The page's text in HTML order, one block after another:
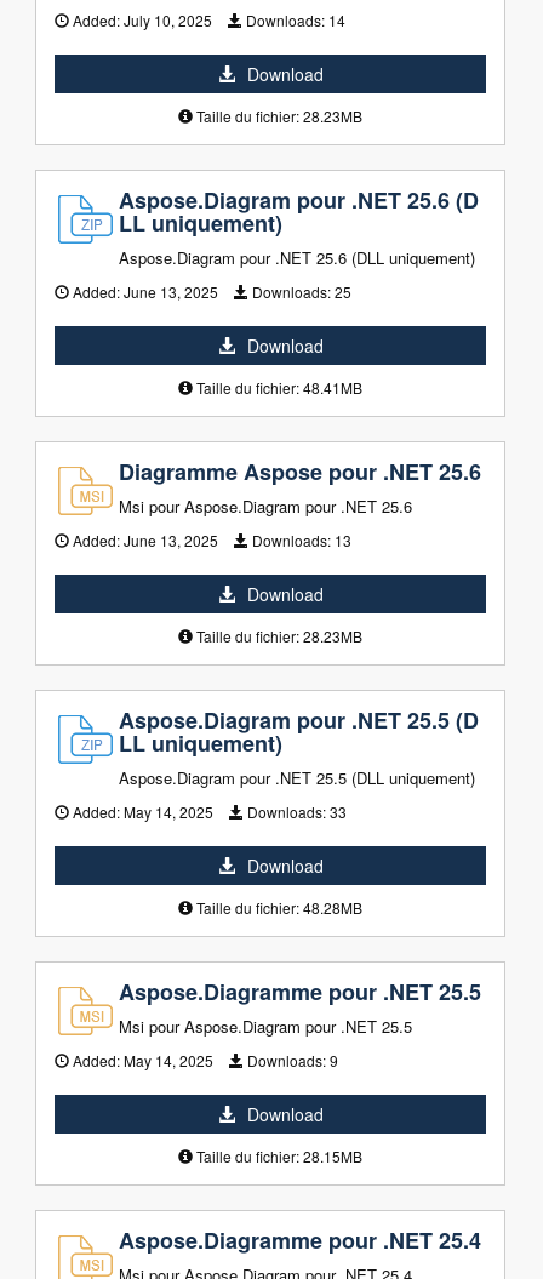
Added:July 10, 2025 Downloads: 14
Download
Taille du fichier: 28.23MB
Aspose.Diagram pour .NET 25.6 (D
LL uniquement)
Aspose.Diagram pour .NET 25.6 (DLL uniquement)
Added:June 13, 2025 Downloads:25
Download
Taille du fichier: 48.41MB
Diagramme Aspose pour .NET 25.6
Msi pour Aspose.Diagram pour .NET 25.6
Added:June 13, 2025 Downloads: 13
Download
Taille du fichier: 28.23MB
Aspose.Diagram pour .NET 25.5 (D
LL uniquement)
Aspose.Diagram pour .NET 25.5 (DLL uniquement)
Added:May 14, 2025 Downloads:33
Download
Taille du fichier: 48.28MB
Aspose.Diagramme pour .NET 25.5
Msi pour Aspose.Diagram pour .NET 25.5
Added:May 14, 2025 Downloads:9
Download
Taille du fichier: 28.15MB
Aspose.Diagramme pour .NET 25.4